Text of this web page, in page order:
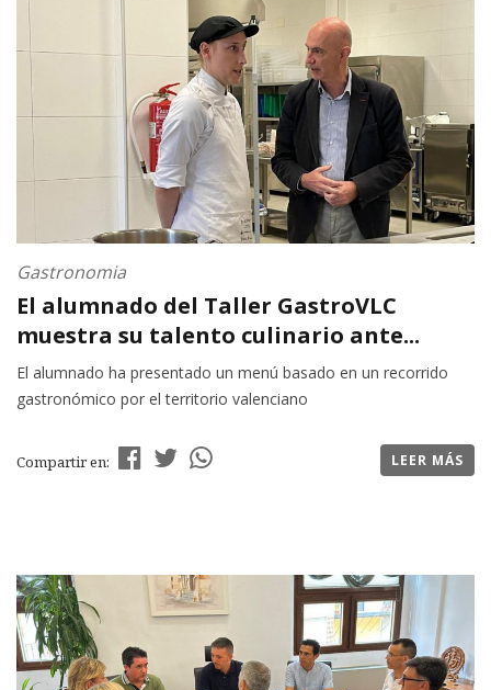
Gastronomia
El alumnado del Taller GastroVLC
muestra su talento culinario ante...
El alumnado ha presentado un menú basado en un recorrido
gastronómico por el territorio valenciano
Compartir en: LEER MÁS